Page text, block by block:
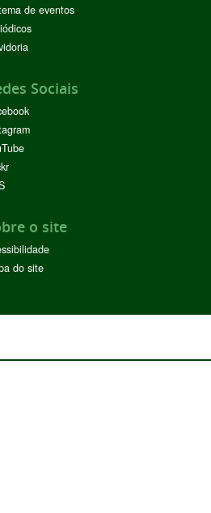
de eventos
Sociais
o site
do site